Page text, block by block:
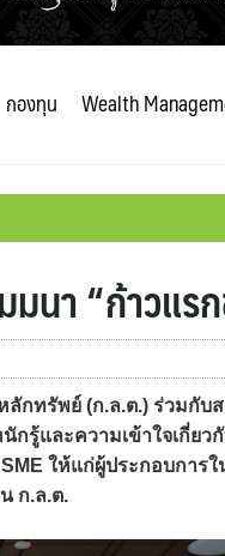
กองทุน Wealth
นา “ก้าวแร
กทรัพย์ (ก.ล.ต.) ร่วมกับ
รู้และความเข้าใจเกี่ยว
ให้แก่ผู้ประกอบการใ
ก.ล.ต.